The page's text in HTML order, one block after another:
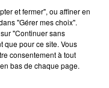
Voir plus
et fermer", ou affiner en
"Gérer mes choix".
"Continuer sans
que pour ce site. Vous
consentement à tout
bas de chaque page.